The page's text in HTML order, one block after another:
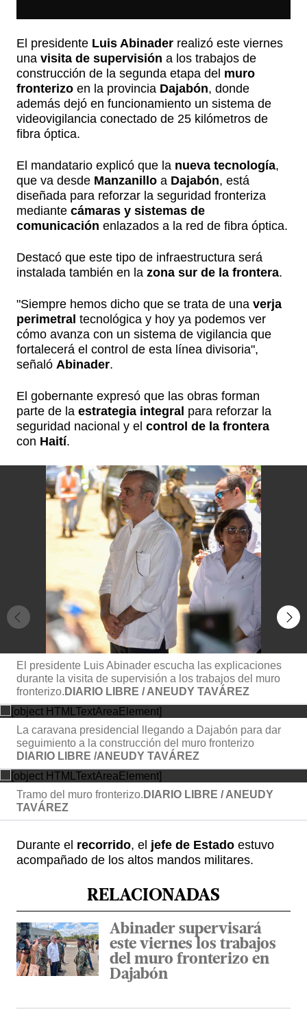
El presidente Luis Abinader realizó este viernes
una visita de supervisión a los trabajos de
construcción de la segunda etapa del muro
fronterizo en la provincia Dajabón, donde
además dejó en funcionamiento un sistema de
videovigilancia conectado de 25 kilómetros de
fibra óptica.
El mandatario explicó que la nueva tecnología,
que va desde Manzanillo a Dajabón, está
diseñada para reforzar la seguridad fronteriza
mediante cámaras y sistemas de
comunicación enlazados a la red de fibra óptica.
Destacó que este tipo de infraestructura será
instalada también en la zona sur de la frontera.
"Siempre hemos dicho que se trata de una verja
perimetral tecnológica y hoy ya podemos ver
cómo avanza con un sistema de vigilancia que
fortalecerá el control de esta línea divisoria",
señaló Abinader.
El gobernante expresó que las obras forman
parte de la estrategia integral para reforzar la
seguridad nacional y el control de la frontera
con Haití.
Durante el recorrido, el jefe de Estado estuvo
acompañado de los altos mandos militares.
RELACIONADAS
Abinader supervisará
este viernes los trabajos
del muro fronterizo en
Dajabón